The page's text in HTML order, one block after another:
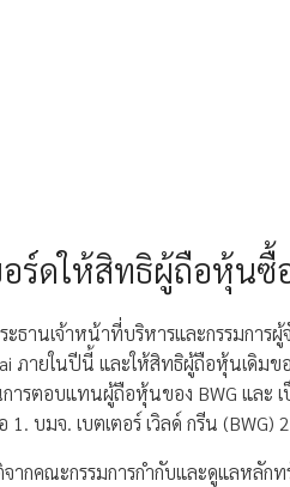
อร์ดให้สิทธิผู้ถือหุ้นซื้
ธานเจ้าหน้าที่บริหารและกรรมการผู้
ภายในปีนี้ และให้สิทธิผู้ถือหุ้นเดิม
ารตอบแทนผู้ถือหุ้นของ BWG และ
บมจ. เบตเตอร์ เวิลด์ กรีน (BWG)
จากคณะกรรมการกำกับและดูแลหลั